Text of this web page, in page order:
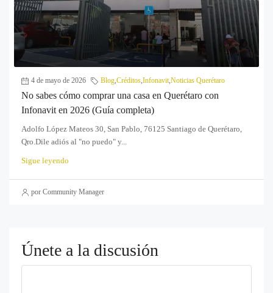
4 de mayo de 2026 Blog,Créditos,Infonavit,Noticias Querétaro
No sabes cómo comprar una casa en Querétaro con
Infonavit en 2026 (Guía completa)
Adolfo López Mateos 30, San Pablo, 76125 Santiago de Querétaro,
Qro.Dile adiós al "no puedo" y...
Sigue leyendo
por Community Manager
Únete a la discusión